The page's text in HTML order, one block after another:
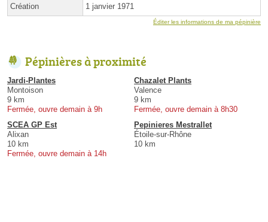
Création 1 janvier 1971
Éditer les informations de ma pépinière
Pépinières à proximité
Jardi-Plantes
Montoison
9 km
Fermée, ouvre demain à 9h
Chazalet Plants
Valence
9 km
Fermée, ouvre demain à 8h30
SCEA GP Est
Alixan
10 km
Fermée, ouvre demain à 14h
Pepinieres Mestrallet
Étoile-sur-Rhône
10 km